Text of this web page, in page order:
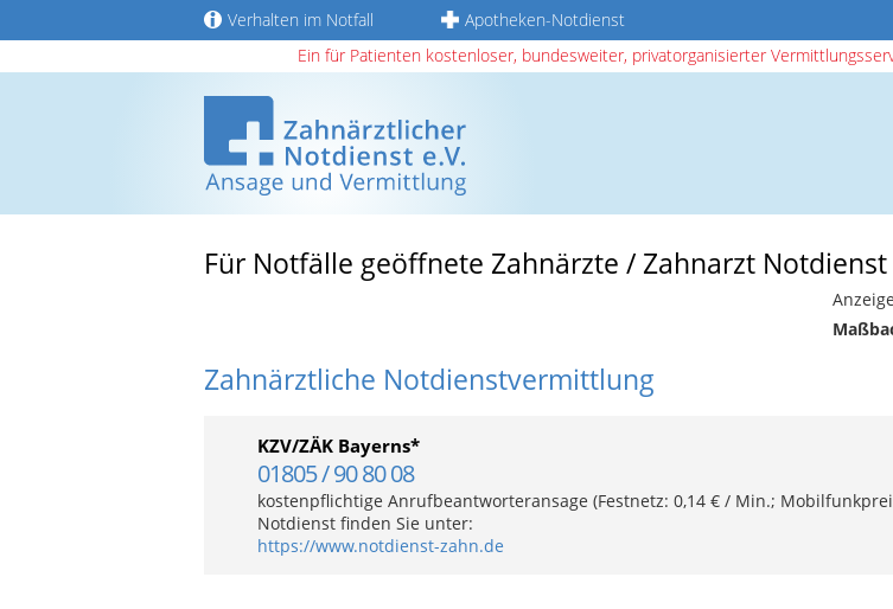
Verhalten im Notfall Apotheken-Notdienst
Ein für Patienten kostenloser, bundesweiter, privatorganisierter
Für Notfälle geöffnete Zahnärzte / Zahnarzt
Zahnärztliche Notdienstvermittlung
KZV/ZÄK Bayerns*
01805 / 90 80 08
kostenpflichtige Anrufbeantworteransage (Festnetz: 0,14 € / Min.;
Notdienst finden Sie unter:
https://www.notdienst-zahn.de